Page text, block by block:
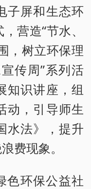
子屏和生态环
营造“节水、
，树立环保理
传周”系列活
知识讲座，组
动，引导师生
水法》，提升
费现象。
色环保公益社